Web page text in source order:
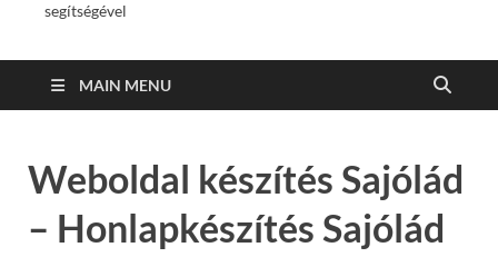
segítségével
MAIN MENU
Weboldal készítés Sajólád
– Honlapkészítés Sajólád